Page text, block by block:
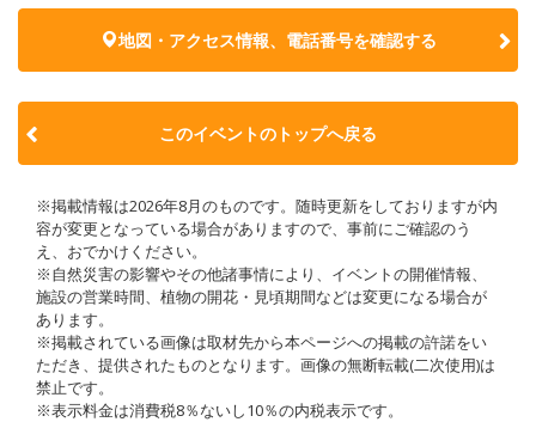
地図・アクセス情報、電話番号を確認する
このイベントのトップへ戻る
※掲載情報は2026年8月のものです。随時更新をしておりますが内
容が変更となっている場合がありますので、事前にご確認のう
え、おでかけください。
※自然災害の影響やその他諸事情により、イベントの開催情報、
施設の営業時間、植物の開花・見頃期間などは変更になる場合が
あります。
※掲載されている画像は取材先から本ページへの掲載の許諾をい
ただき、提供されたものとなります。画像の無断転載(二次使用)は
禁止です。
※表示料金は消費税8％ないし10％の内税表示です。